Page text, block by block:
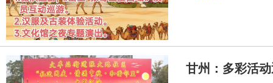
甘州：多彩活